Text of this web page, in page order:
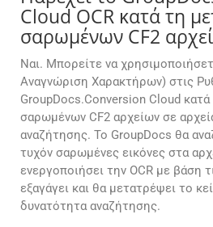
Cloud OCR κατά τη
σαρωμένων CF2
Ναι. Μπορείτε να
Αναγνώριση Χαρακτήρων) στις
GroupDocs.Conversion Cloud
σαρωμένων CF2 αρχείων σε
αναζήτησης. Το GroupDocs θα
τυχόν σαρωμένες εικόνες στα
ενεργοποιήσει την OCR με βάση
εξαγάγει και θα μετατρέψει το
δυνατότητα αναζήτησης.